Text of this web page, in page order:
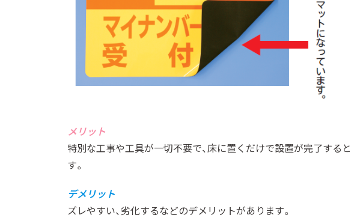
メリット
特別な工事や工具が一切不要で、床に置くだけで設置が完了する
す。
デメリット
ズレやすい、劣化するなどのデメリットが